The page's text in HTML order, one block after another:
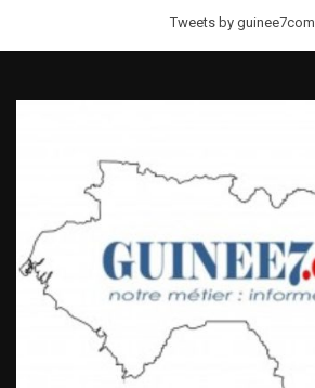
Tweets by guinee7com